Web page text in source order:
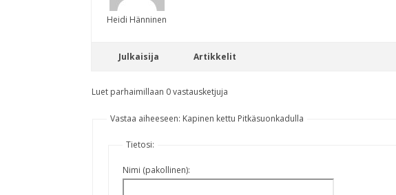
Heidi Hänninen
Julkaisija Artikkelit
Luet parhaimillaan 0 vastausketjuja
Vastaa aiheeseen: Kapinen kettu Pitkäsuonkadulla
Tietosi:
Nimi (pakollinen):